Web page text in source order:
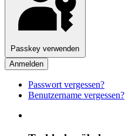
Passkey verwenden
Anmelden
Passwort vergessen?
Benutzername vergessen?